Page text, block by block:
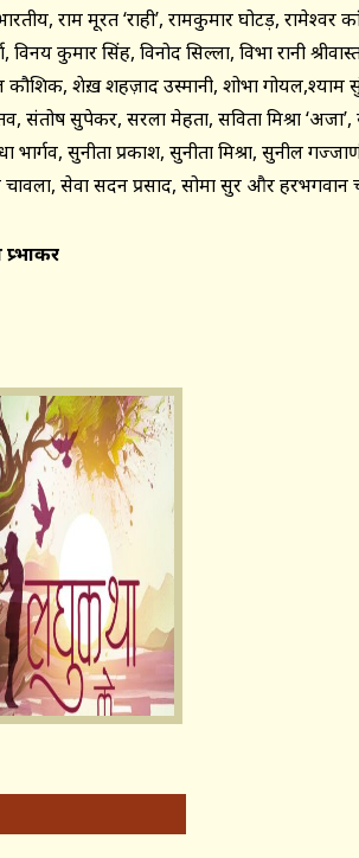
राम मूरत ‘राही’, रामकुमार घोटड़, रामेश्वर
विनय कुमार सिंह, विनोद सिल्ला, विभा रानी
कौशिक, शेख़ शहज़ाद उस्मानी, शोभा गोयल,श्याम
संतोष सुपेकर, सरला मेहता, सविता मिश्रा
भार्गव, सुनीता प्रकाश, सुनीता मिश्रा, सुनील
सेवा सदन प्रसाद, सोमा सुर और हरभगवान